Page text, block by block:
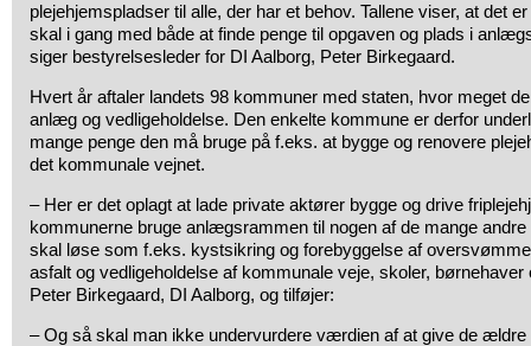
plejehjemspladser til alle, der har et behov. Tallene viser, at det
skal i gang med både at finde penge til opgaven og plads i
siger bestyrelsesleder for DI Aalborg, Peter Birkegaard.
Hvert år aftaler landets 98 kommuner med staten, hvor meget
anlæg og vedligeholdelse. Den enkelte kommune er derfor
mange penge den må bruge på f.eks. at bygge og renovere
det kommunale vejnet.
– Her er det oplagt at lade private aktører bygge og drive
kommunerne bruge anlægsrammen til nogen af de mange
skal løse som f.eks. kystsikring og forebyggelse af
asfalt og vedligeholdelse af kommunale veje, skoler,
Peter Birkegaard, DI Aalborg, og tilføjer:
– Og så skal man ikke undervurdere værdien af at give de ældre